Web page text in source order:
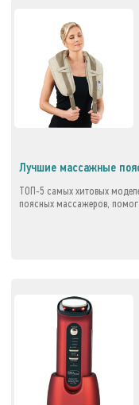
Лучшие массажные
ТОП-5 самых хитовых
поясных массажеров,